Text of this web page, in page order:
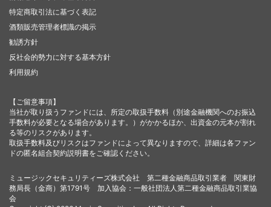
特定商取引法に基づく表記
酒類販売管理者標識の掲示
勧誘方針
反社会的勢力に対する基本方針
利用規約
【ご留意事項】
当社が取り扱うファンドには、所定の取扱手数料（別途金融機関へのお振込
手数料が必要となる場合があります。）がかかるほか、出資金の元本が割れ
る等のリスクがあります。
取扱手数料及びリスクはファンドによって異なりますので、詳細は各ファン
ドの匿名組合契約説明書をご確認ください。
ミュージックセキュリティーズ株式会社 第二種金融商品取引業者 関東財
務局長（金商）第1791号 加入協会：一般社団法人第二種金融商品取引業協
会